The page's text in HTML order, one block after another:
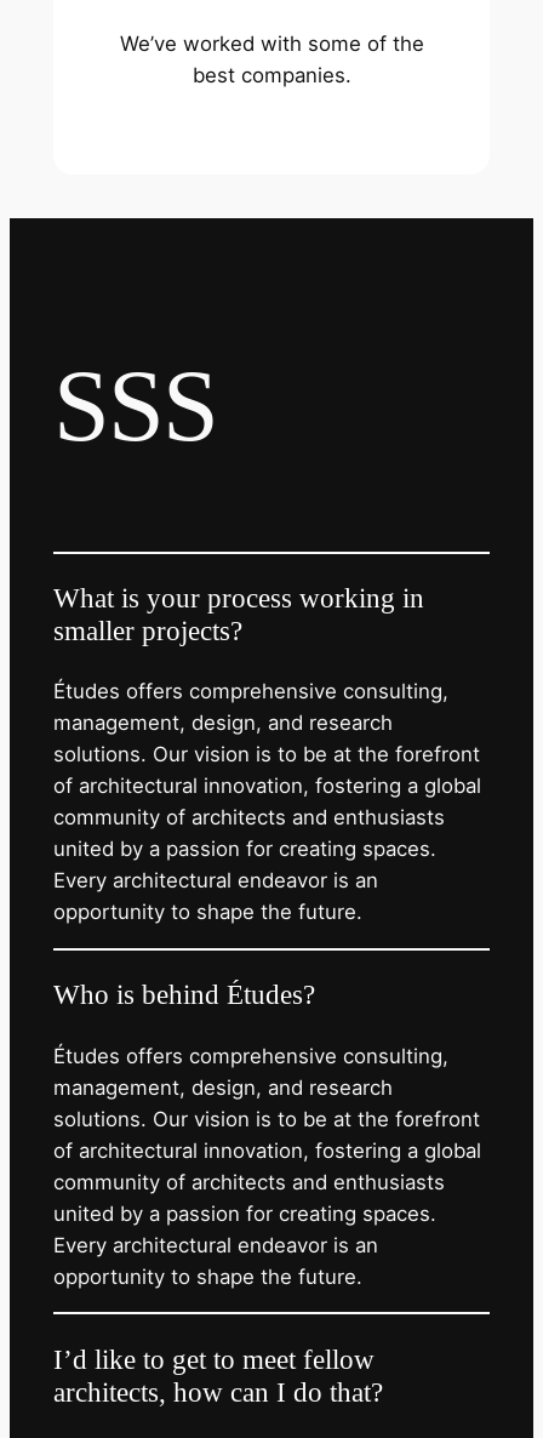
We’ve worked with some of the
best companies.
SSS
What is your process working in
smaller projects?
Études offers comprehensive consulting,
management, design, and research
solutions. Our vision is to be at the forefront
of architectural innovation, fostering a global
community of architects and enthusiasts
united by a passion for creating spaces.
Every architectural endeavor is an
opportunity to shape the future.
Who is behind Études?
Études offers comprehensive consulting,
management, design, and research
solutions. Our vision is to be at the forefront
of architectural innovation, fostering a global
community of architects and enthusiasts
united by a passion for creating spaces.
Every architectural endeavor is an
opportunity to shape the future.
I’d like to get to meet fellow
architects, how can I do that?